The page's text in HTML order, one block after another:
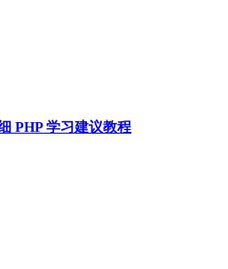
PHP 学习建议教程